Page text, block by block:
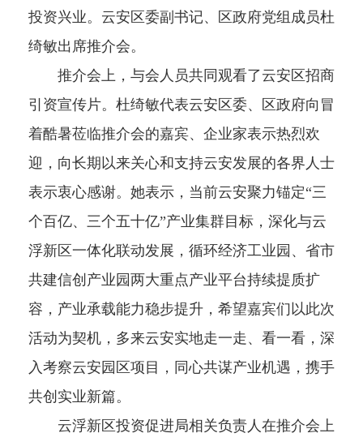
投资兴业。云安区委副书记、区政府党组成员杜
绮敏出席推介会。
推介会上，与会人员共同观看了云安区招商
引资宣传片。杜绮敏代表云安区委、区政府向冒
着酷暑莅临推介会的嘉宾、企业家表示热烈欢
迎，向长期以来关心和支持云安发展的各界人士
表示衷心感谢。她表示，当前云安聚力锚定“三
个百亿、三个五十亿”产业集群目标，深化与云
浮新区一体化联动发展，循环经济工业园、省市
共建信创产业园两大重点产业平台持续提质扩
容，产业承载能力稳步提升，希望嘉宾们以此次
活动为契机，多来云安实地走一走、看一看，深
入考察云安园区项目，同心共谋产业机遇，携手
共创实业新篇。
云浮新区投资促进局相关负责人在推介会上